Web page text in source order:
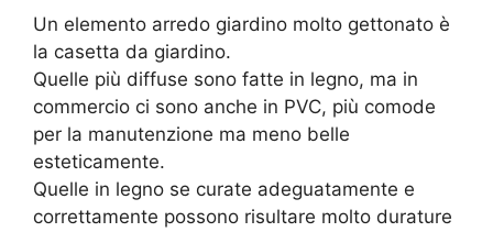
Un elemento arredo giardino molto gettonato è
la casetta da giardino.
Quelle più diffuse sono fatte in legno, ma in
commercio ci sono anche in PVC, più comode
per la manutenzione ma meno belle
esteticamente.
Quelle in legno se curate adeguatamente e
correttamente possono risultare molto durature